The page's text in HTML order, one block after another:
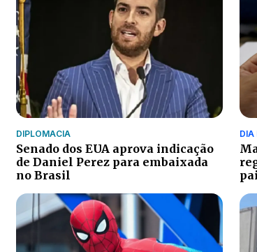
DIPLOMACIA
Senado dos EUA aprova indicação
de Daniel Perez para embaixada
no Brasil
DIA